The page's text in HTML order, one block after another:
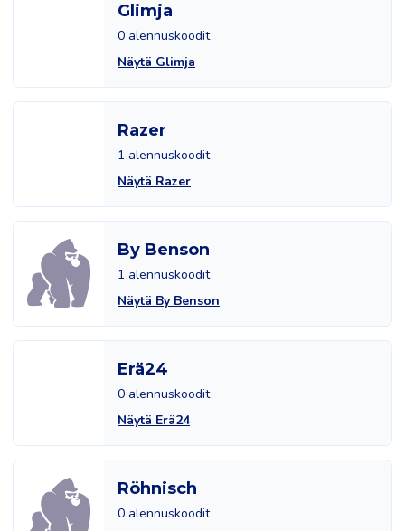
Glimja
0 alennuskoodit
Näytä Glimja
Razer
1 alennuskoodit
Näytä Razer
By Benson
1 alennuskoodit
Näytä By Benson
Erä24
0 alennuskoodit
Näytä Erä24
Röhnisch
0 alennuskoodit